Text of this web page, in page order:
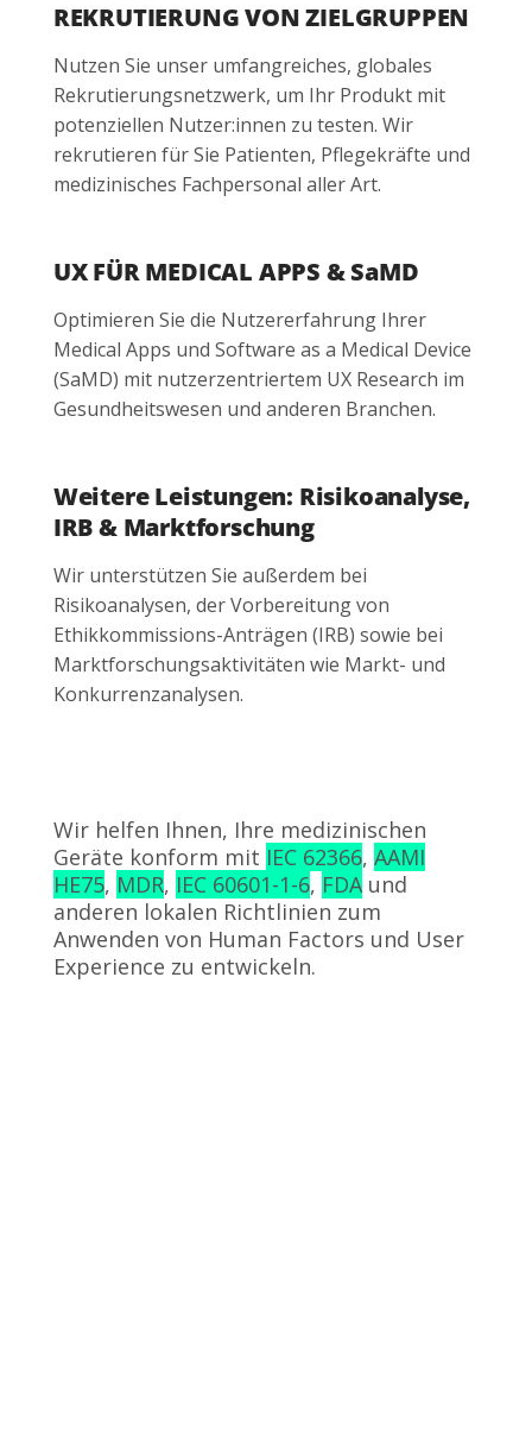
REKRUTIERUNG VON ZIELGRUPPEN
Nutzen Sie unser umfangreiches, globales
Rekrutierungsnetzwerk, um Ihr Produkt mit
potenziellen Nutzer:innen zu testen. Wir
rekrutieren für Sie Patienten, Pflegekräfte und
medizinisches Fachpersonal aller Art.
UX FÜR MEDICAL APPS & SaMD
Optimieren Sie die Nutzererfahrung Ihrer
Medical Apps und Software as a Medical Device
(SaMD) mit nutzerzentriertem UX Research im
Gesundheitswesen und anderen Branchen.
Weitere Leistungen: Risikoanalyse,
IRB & Marktforschung
Wir unterstützen Sie außerdem bei
Risikoanalysen, der Vorbereitung von
Ethikkommissions-Anträgen (IRB) sowie bei
Marktforschungsaktivitäten wie Markt- und
Konkurrenzanalysen.
Wir helfen Ihnen, Ihre medizinischen
Geräte konform mit IEC 62366, AAMI
HE75, MDR, IEC 60601-1-6, FDAund
anderen lokalen Richtlinien zum
Anwenden von Human Factors und User
Experience zu entwickeln.